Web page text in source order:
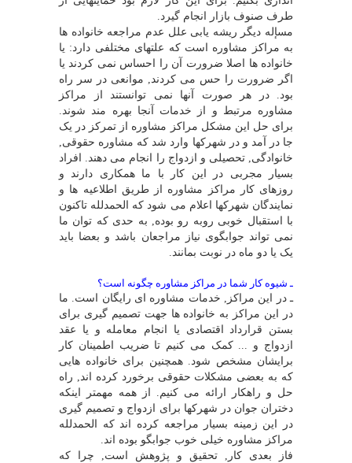
طرف صنوف بازار انجام گیرد.
مسإله دیگر ریشه یابى علل عدم مراجعه خانواده ها
به مراکز مشاوره است که علتهاى مختلفى دارد: یا
خانواده ها اصلا ضرورت آن را احساس نمى کردند یا
اگر ضرورت را حس مى کردند, موانعى در سر راه
بود. در هر صورت آنها نمى توانستند از مراکز
مشاوره مرتبط و از خدمات آنجا بهره مند شوند.
براى حل این مشکل مراکز مشاوره از تمرکز در یک
جا در آمد و در شهرکها وارد شد که مشاوره حقوقى,
خانوادگى, تحصیلى و ازدواج را انجام مى دهند. افراد
بسیار مجربى در این کار با ما همکارى دارند و
روزهاى کار مراکز مشاوره از طریق اطلاعیه ها و
نمایندگان شهرکها اعلام مى شود که الحمدلله تاکنون
با استقبال خوبى روبه رو بوده, به حدى که توان ما
نمى تواند جوابگوى نیاز مراجعان باشد و بعضا باید
یک یا دو ماه در نوبت بمانند.
ـ شیوه کار شما در مراکز مشاوره چگونه است؟
ـ در این مراکز, خدمات مشاوره اى رایگان است. ما
در این مراکز به خانواده ها جهت تصمیم گیرى براى
بستن قرارداد اقتصادى یا انجام معامله و یا عقد
ازدواج و ... کمک مى کنیم تا ضریب اطمینان کار
برایشان مشخص شود. همچنین براى خانواده هایى
که به بعضى مشکلات حقوقى برخورد کرده اند, راه
حل و راهکار ارائه مى کنیم. از همه مهمتر اینکه
دختران جوان در شهرکها براى ازدواج و تصمیم گیرى
در این زمینه بسیار مراجعه کرده اند که الحمدلله
مراکز مشاوره خیلى خوب جوابگو بوده اند.
فاز بعدى کار, تحقیق و پژوهش است, چرا که